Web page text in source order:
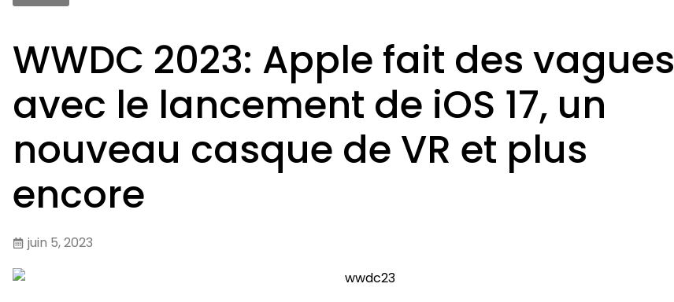
WWDC 2023: Apple fait des vagues
avec le lancement de iOS 17, un
nouveau casque de VR et plus
encore
juin 5, 2023